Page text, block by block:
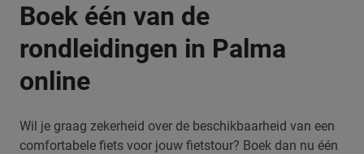
Boek één van de
rondleidingen in Palma
online
Wil je graag zekerheid over de beschikbaarheid van een
comfortabele fiets voor jouw fietstour? Boek dan nu één